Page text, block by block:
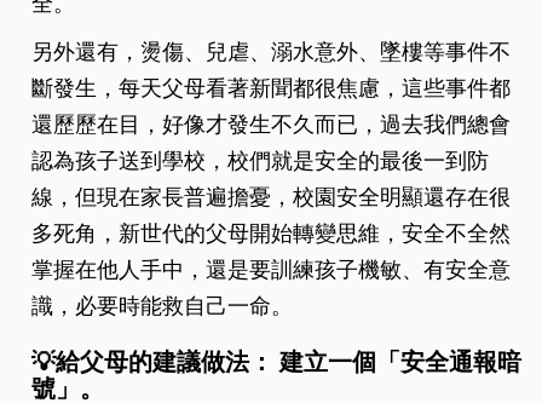
另外還有，燙傷、兒虐、溺水意外、墜樓等事件不
斷發生，每天父母看著新聞都很焦慮，這些事件都
還歷歷在目，好像才發生不久而已，過去我們總會
認為孩子送到學校，校們就是安全的最後一到防
線，但現在家長普遍擔憂，校園安全明顯還存在很
多死角，新世代的父母開始轉變思維，安全不全然
掌握在他人手中，還是要訓練孩子機敏、有安全意
識，必要時能救自己一命。
💡給父母的建議做法： 建立一個「安全通報暗
號」。